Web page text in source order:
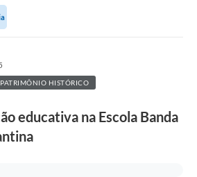
HISTÓRICO
educativa na Escola Banda